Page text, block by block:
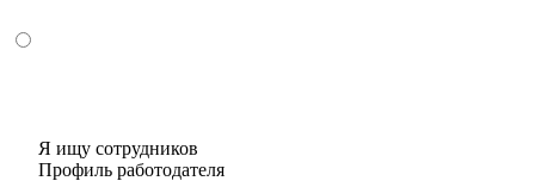
Я ищу сотрудников
Профиль работодателя